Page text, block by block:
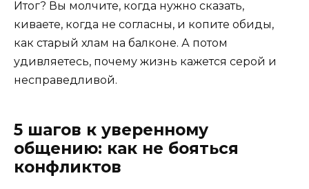
Итог? Вы молчите, когда нужно сказать,
киваете, когда не согласны, и копите обиды,
как старый хлам на балконе. А потом
удивляетесь, почему жизнь кажется серой и
несправедливой.
5 шагов к уверенному
общению: как не бояться
конфликтов